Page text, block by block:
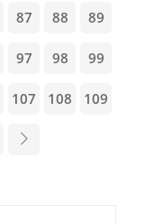
87 88 89
97 98 99
107 108 109